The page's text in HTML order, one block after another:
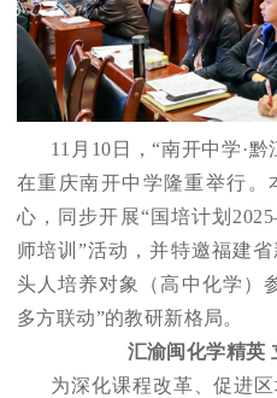
11 月10日，“南开中学·
在重庆南开中学隆重举行
心，同步开展“国培计划
师培训”活动，并特邀福建
头人培养对象（高中化学）
多方联动”的教研新格局。
汇渝闽化学精英
为深化课程改革、促进